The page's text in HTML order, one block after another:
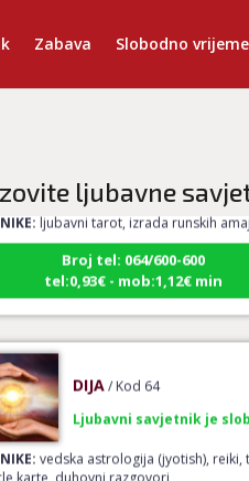
Zabava Slobodno vrijeme
ljubavne
ljubavni tarot, izrada runskih
Broj tel: 064/600-600
tel:0,93€ - mob:1,12€ min
vedska astrologija (jyotish), reiki,
karte, duhovni razgovori